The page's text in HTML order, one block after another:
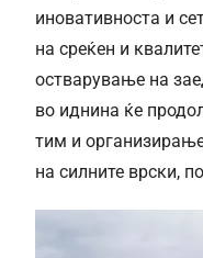
иновативноста и
на среќен и
остварување на
во иднина ќе
тим и
на силните врски,